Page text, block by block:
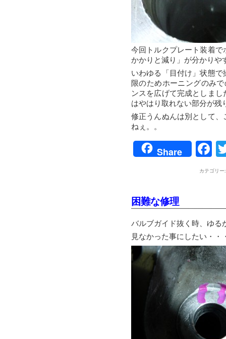
今回トルクプレート装着
かかりと減り」が分かりや
いわゆる「目付け」状態
限のためホーニングのみ
ンスを広げて完成としま
はやはり取れない部分が残
修正うんぬんは別として
ねぇ。。
Share
カテゴリー:
困難な修理
バルブガイド抜く時、ゆる
見なかった事にしたい・・